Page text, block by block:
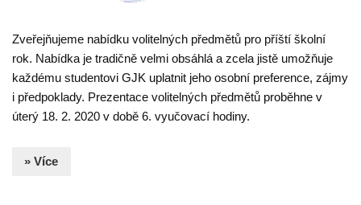
Zveřejňujeme nabídku volitelných předmětů pro příští školní
rok. Nabídka je tradičně velmi obsáhlá a zcela jistě umožňuje
každému studentovi GJK uplatnit jeho osobní preference, zájmy
i předpoklady. Prezentace volitelných předmětů proběhne v
úterý 18. 2. 2020 v době 6. vyučovací hodiny.
» Více